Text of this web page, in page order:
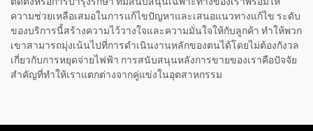
ติดตั้งหรือการบำรุงรักษา ทีมสนับสนุนเฉพาะทางของเราพร้อมให้
ความช่วยเหลือเสมอในการแก้ไขปัญหาและเสนอแนวทางแก้ไข ระดับ
ของบริการนี้สร้างความไว้วางใจและความมั่นใจให้กับลูกค้า ทำให้พวก
เขาสามารถมุ่งเน้นไปที่การดำเนินงานหลักของตนได้โดยไม่ต้องกังวล
เกี่ยวกับการหยุดจ่ายไฟฟ้า การสนับสนุนหลังการขายของเราคือปัจจัย
สำคัญที่ทำให้เราแตกต่างจากคู่แข่งในอุตสาหกรรม